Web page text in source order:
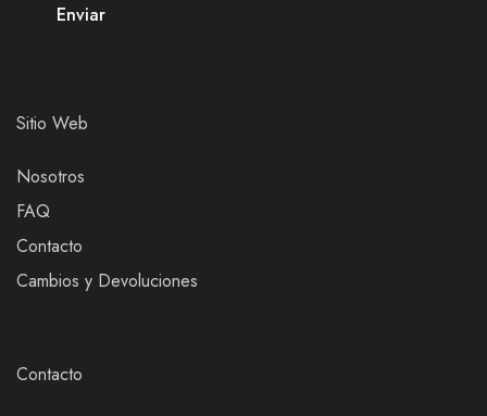
Sitio Web
Nosotros
FAQ
Contacto
Cambios y Devoluciones
Contacto